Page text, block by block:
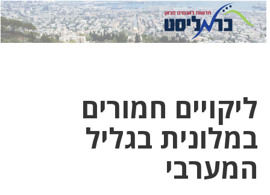
לחץ
כאן
לחץ
כדי
ליקויים חמורים
במלונית בגליל
המערבי